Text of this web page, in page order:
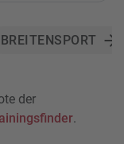
BREITENSPORT
der
.